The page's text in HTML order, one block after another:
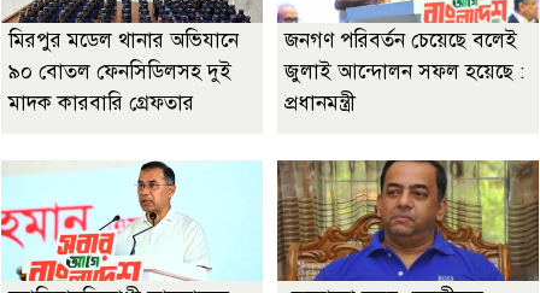
মিরপুর মডেল থানার অভিযানে
৯০ বোতল ফেনসিডিলসহ দুই
মাদক কারবারি গ্রেফতার
জনগণ পরিবর্তন চেয়েছে বলেই
জুলাই আন্দোলন সফল হয়েছে :
প্রধানমন্ত্রী